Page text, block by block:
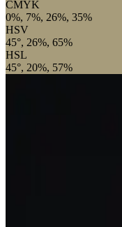
CMYK
0%, 7%, 26%, 35%
HSV
45°, 26%, 65%
HSL
45°, 20%, 57%